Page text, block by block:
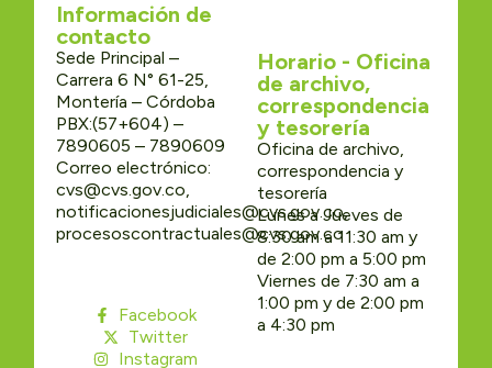
Información de
contacto
Sede Principal –
Carrera 6 N° 61-25,
Montería – Córdoba
PBX:(57+604) –
7890605 – 7890609
Correo electrónico:
cvs@cvs.gov.co,
notificacionesjudiciales@cvs.gov.co,
procesoscontractuales@cvs.gov.co
Facebook
Twitter
Instagram
Horario - Oficina
de archivo,
correspondencia
y tesorería
Oficina de archivo,
correspondencia y
tesorería
Lunes a Jueves de
8:30 am a 11:30 am y
de 2:00 pm a 5:00 pm
Viernes de 7:30 am a
1:00 pm y de 2:00 pm
a 4:30 pm